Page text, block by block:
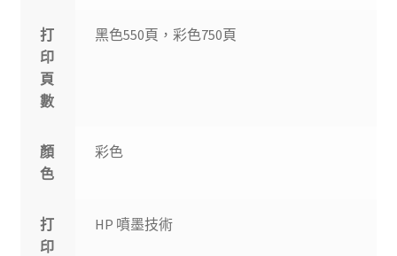
打
印
頁
數
黑色550頁，彩色750頁
顏
色
彩色
打
印
HP 噴墨技術